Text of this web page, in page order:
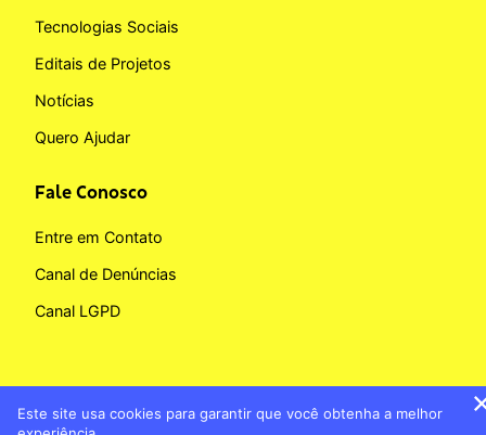
Tecnologias Sociais
Editais de Projetos
Notícias
Quero Ajudar
Fale Conosco
Entre em Contato
Canal de Denúncias
Canal LGPD
Este site usa cookies para garantir que você obtenha a melhor